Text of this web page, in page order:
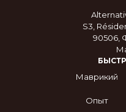
S3,
90506,
Маврикий
Опыт